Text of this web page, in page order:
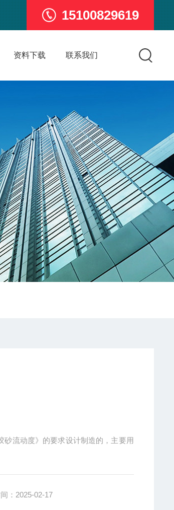
15100829619
资料下载 联系我们
流动度》的要求设计制造的，主要用
：2025-02-17